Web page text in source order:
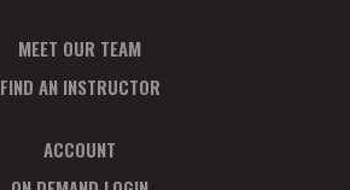
MEET OUR TEAM
FIND AN INSTRUCTOR
ACCOUNT